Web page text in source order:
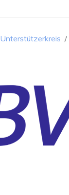
Unterstützerkreis